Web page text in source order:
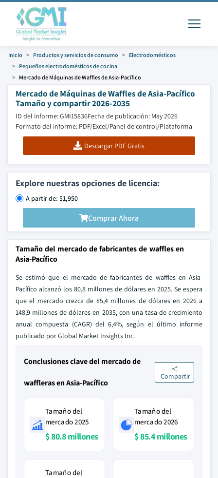
Inicio Productos y servicios de consumo
Electrodomésticos
Pequeños electrodomésticos de cocina
Mercado de Máquinas de Waffles de Asia-Pacífico
Mercado de Máquinas de Waffles de Asia-Pacífico
Tamaño y compartir 2026-2035
ID del informe: GMI15836Fecha de publicación: May 2026
Formato del informe: PDF/Excel/Panel de control/Plataforma
Descargar PDF Gratis
Explore nuestras opciones de licencia:
A partir de: $1,950
Comprar Ahora
Tamaño del mercado de fabricantes de waffles en
Asia-Pacífico
Se estimó que el mercado de fabricantes de waffles en Asia-
Pacífico alcanzó los 80,8 millones de dólares en 2025. Se espera
que el mercado crezca de 85,4 millones de dólares en 2026 a
148,9 millones de dólares en 2035, con una tasa de crecimiento
anual compuesta (CAGR) del 6,4%, según el último informe
publicado por Global Market Insights Inc.
Conclusiones clave del mercado de
waffleras en Asia-Pacífico
Compartir
Tamaño del
mercado 2025
$ 80.8 millones
Tamaño del
mercado 2026
$ 85.4 millones
Tamaño del